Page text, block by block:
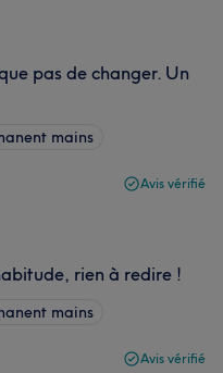
pas de changer. Un
mains
Avis vérifié
rien à redire !
mains
Avis vérifié